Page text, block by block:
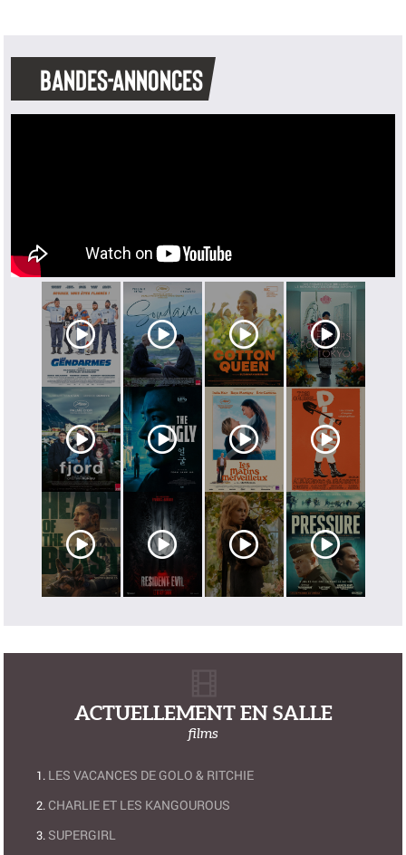
BANDES-ANNONCES
ACTUELLEMENT EN SALLE
films
LES VACANCES DE GOLO & RITCHIE
CHARLIE ET LES KANGOUROUS
SUPERGIRL